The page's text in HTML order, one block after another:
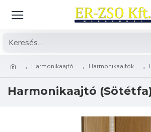
Harmonikaajtó Harmonikaajtók
Harmonikaajtó